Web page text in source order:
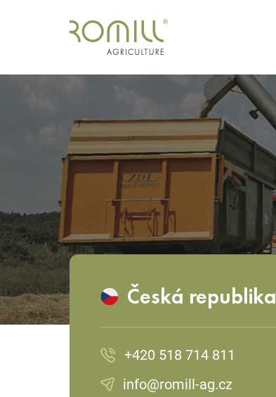
Česká republika
+420 518 714 811
info@romill-ag.cz